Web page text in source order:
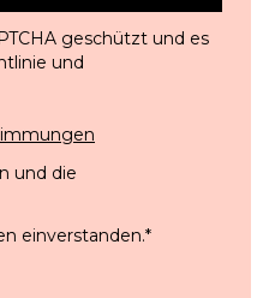
geschützt und es
und
und die
einverstanden.*